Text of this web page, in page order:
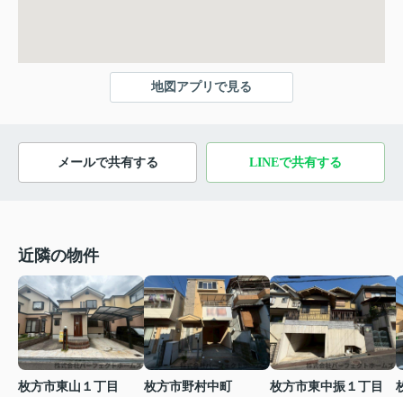
地図アプリで見る
メールで共有する LINEで共有する
近隣の物件
枚方市東山１丁目
枚方市野村中町
枚方市東中振１丁目